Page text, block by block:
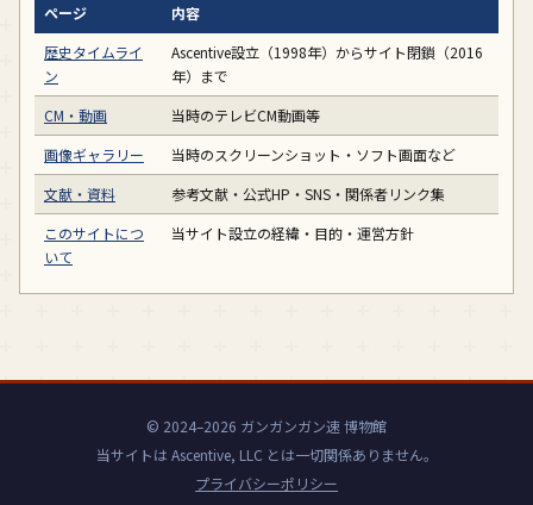
ページ
内容
歴史タイムライ
ン
Ascentive設立（1998年）からサイト閉鎖（2016
年）まで
CM・動画
当時のテレビCM動画等
画像ギャラリー
当時のスクリーンショット・ソフト画面など
文献・資料
参考文献・公式HP・SNS・関係者リンク集
このサイトにつ
いて
当サイト設立の経緯・目的・運営方針
© 2024–2026 ガンガンガン速 博物館
当サイトは Ascentive, LLC とは一切関係ありません。
プライバシーポリシー